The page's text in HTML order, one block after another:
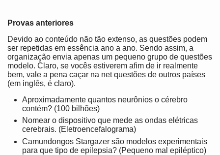
Provas anteriores
Devido ao conteúdo não tão extenso, as questões podem
ser repetidas em essência ano a ano. Sendo assim, a
organização envia apenas um pequeno grupo de questões
modelo. Claro, se vocês estiverem afim de ir realmente
bem, vale a pena caçar na net questões de outros países
(em inglês, é claro).
Aproximadamente quantos neurônios o cérebro
contém? (100 bilhões)
Nomear o dispositivo que mede as ondas elétricas
cerebrais. (Eletroencefalograma)
Camundongos Stargazer são modelos experimentais
para que tipo de epilepsia? (Pequeno mal epiléptico)